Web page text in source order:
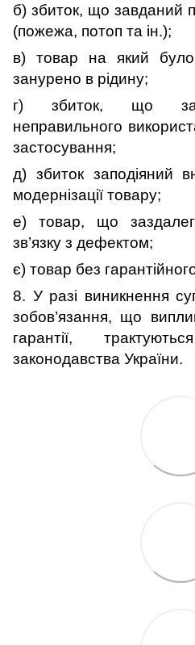
б) збиток, що завданий
(пожежа, потоп та ін.);
в) товар на який
занурено в рідину;
г) збиток, що
неправильного
застосування;
д) збиток заподіяний
модернізації товару;
е) товар, що
зв’язку з дефектом;
є) товар без
8. У разі виникнення
зобов’язання, що
гарантії,
законодавства України.